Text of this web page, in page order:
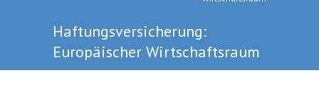
Haftungsversicherung:
Europäischer Wirtschaftsraum